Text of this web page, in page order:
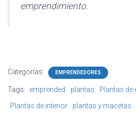
emprendimiento.
Categorías: EMPRENDEDORES
Tags: emprended plantas
Plantas de
Plantas de interior
plantas y macetas